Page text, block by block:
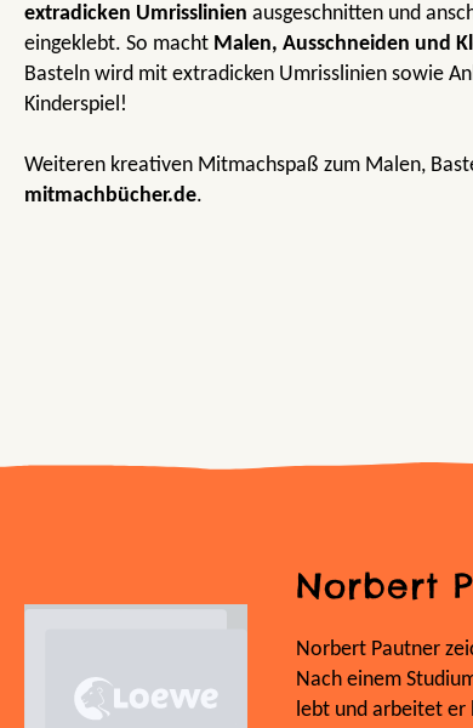
extradicken Umrisslinien ausgeschnitten und
eingeklebt. So macht Malen, Ausschneiden und
Basteln wird mit extradicken Umrisslinien sowie
Kinderspiel!
Weiteren kreativen Mitmachspaß zum Malen,
mitmachbücher.de.
Norbert
Norbert Pautner
Nach einem
lebt und arbeitet er